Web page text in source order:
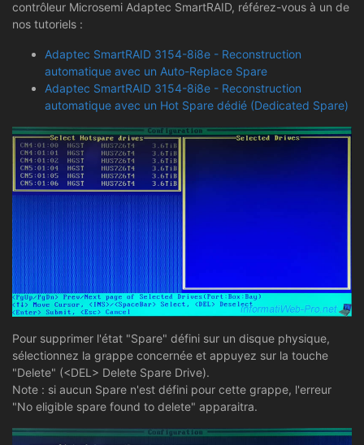
contrôleur Microsemi Adaptec SmartRAID, référez-vous à un de
nos tutoriels :
Adaptec SmartRAID 3154-8i8e - Reconstruction
automatique avec un Auto-Replace Spare
Adaptec SmartRAID 3154-8i8e - Reconstruction
automatique avec un Hot Spare dédié (Dedicated Spare)
Pour supprimer l'état "Spare" défini sur un disque physique,
sélectionnez la grappe concernée et appuyez sur la touche
"Delete" (<DEL> Delete Spare Drive).
Note : si aucun Spare n'est défini pour cette grappe, l'erreur
"No eligible spare found to delete" apparaitra.